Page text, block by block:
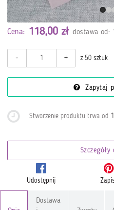
Cena: 118,00 zł dostawa od:
- + z 50 sztuk
Zapytaj
Stworzenie produktu trwa od
Szczegóły
Udostępnij
Dostawa